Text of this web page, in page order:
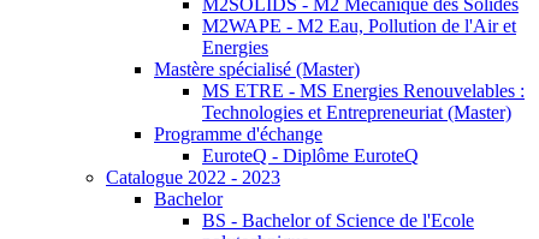
M2SOLIDS - M2 Mécanique des Solides
M2WAPE - M2 Eau, Pollution de l'Air et
Energies
Mastère spécialisé (Master)
MS ETRE - MS Energies Renouvelables :
Technologies et Entrepreneuriat (Master)
Programme d'échange
EuroteQ - Diplôme EuroteQ
Catalogue 2022 - 2023
Bachelor
BS - Bachelor of Science de l'Ecole